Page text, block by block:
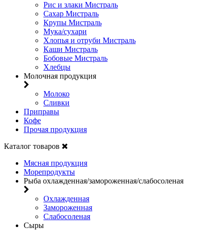
Рис и злаки Мистраль
Сахар Мистраль
Крупы Мистраль
Мука/сухари
Хлопья и отруби Мистраль
Каши Мистраль
Бобовые Мистраль
Хлебцы
Молочная продукция
Молоко
Сливки
Приправы
Кофе
Прочая продукция
Каталог товаров
Мясная продукция
Морепродукты
Рыба охлажденная/замороженная/слабосоленая
Охлажденная
Замороженная
Слабосоленая
Сыры